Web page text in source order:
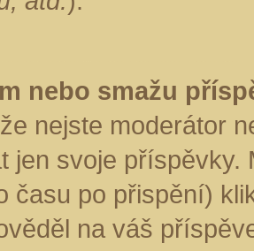
nebo smažu
nejste moderátor
jen svoje
času po přispění)
na váš